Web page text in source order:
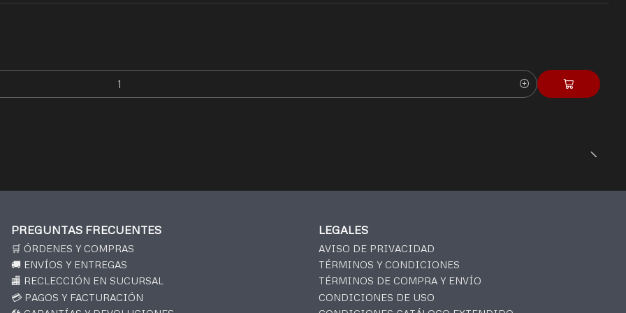
PREGUNTAS FRECUENTES
🛒 ÓRDENES Y COMPRAS
🚚 ENVÍOS Y ENTREGAS
🏬 RECLECCIÓN EN SUCURSAL
💳 PAGOS Y FACTURACIÓN
LEGALES
AVISO DE PRIVACIDAD
TÉRMINOS Y CONDICIONES
TÉRMINOS DE COMPRA Y ENVÍO
CONDICIONES DE USO